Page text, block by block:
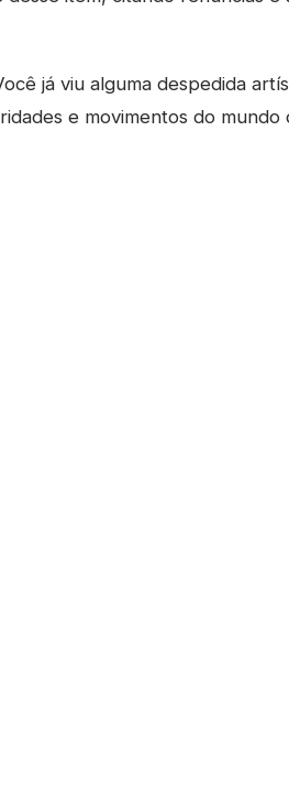
já viu alguma despedida
e movimentos do mundo